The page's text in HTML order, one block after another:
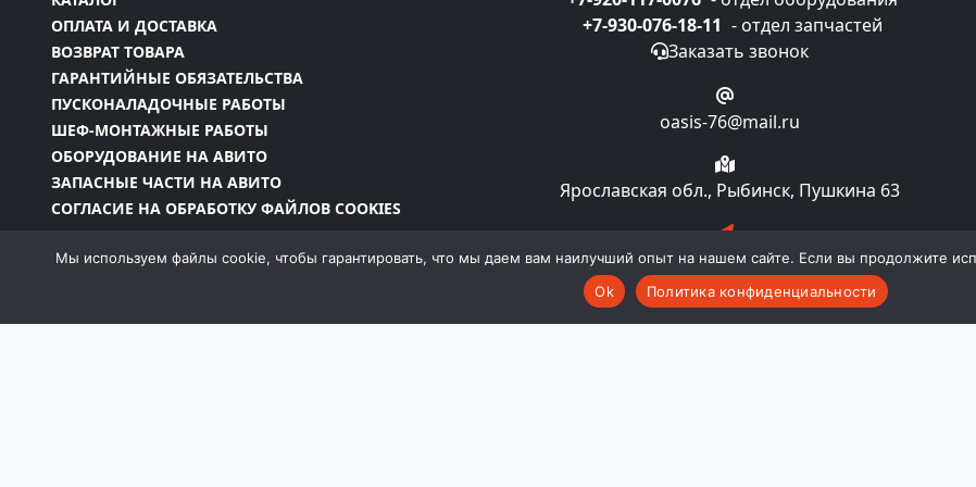
ОПЛАТА И ДОСТАВКА
ВОЗВРАТ ТОВАРА
ГАРАНТИЙНЫЕ ОБЯЗАТЕЛЬСТВА
ПУСКОНАЛАДОЧНЫЕ РАБОТЫ
ШЕФ-МОНТАЖНЫЕ РАБОТЫ
ОБОРУДОВАНИЕ НА АВИТО
ЗАПАСНЫЕ ЧАСТИ НА АВИТО
СОГЛАСИЕ НА ОБРАБОТКУ ФАЙЛОВ COOKIES
+7-930-076-18-11 - отдел запчастей
Заказать звонок
oasis-76@mail.ru
Ярославская обл., Рыбинск, Пушкина 63
Подписка на рассылку
Мы используем файлы cookie, чтобы гарантировать, что мы даем вам наилучший опыт на нашем сайте. Если вы продолжите
Ok
Политика конфиденциальности